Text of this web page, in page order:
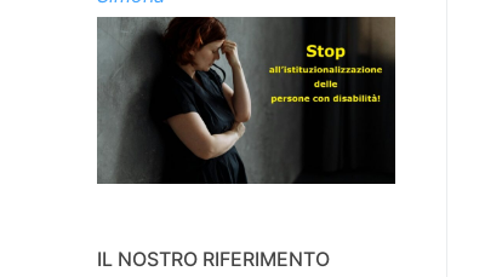
IL NOSTRO RIFERIMENTO